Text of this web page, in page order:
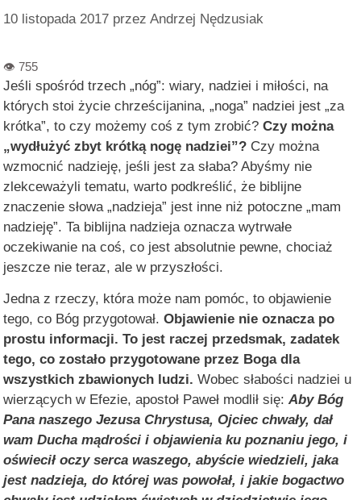
10 listopada 2017 przez Andrzej Nędzusiak
Jeśli spośród trzech „nóg”: wiary, nadziei i miłości, na
których stoi życie chrześcijanina, „noga” nadziei jest „za
krótka”, to czy możemy coś z tym zrobić? Czy można
„wydłużyć zbyt krótką nogę nadziei”? Czy można
wzmocnić nadzieję, jeśli jest za słaba? Abyśmy nie
zlekceważyli tematu, warto podkreślić, że biblijne
znaczenie słowa „nadzieja” jest inne niż potoczne „mam
nadzieję”. Ta biblijna nadzieja oznacza wytrwałe
oczekiwanie na coś, co jest absolutnie pewne, chociaż
jeszcze nie teraz, ale w przyszłości.
Jedna z rzeczy, która może nam pomóc, to objawienie
tego, co Bóg przygotował. Objawienie nie oznacza po
prostu informacji. To jest raczej przedsmak, zadatek
tego, co zostało przygotowane przez Boga dla
wszystkich zbawionych ludzi. Wobec słabości nadziei u
wierzących w Efezie, apostoł Paweł modlił się: Aby Bóg
Pana naszego Jezusa Chrystusa, Ojciec chwały, dał
wam Ducha mądrości i objawienia ku poznaniu jego, i
oświecił oczy serca waszego, abyście wiedzieli, jaka
jest nadzieja, do której was powołał, i jakie bogactwo